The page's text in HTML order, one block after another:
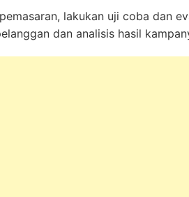
lakukan uji coba dan
dan analisis hasil